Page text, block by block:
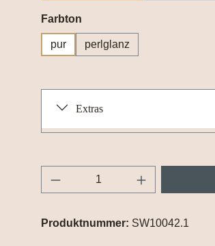
Farbton
pur perlglanz
Extras
Produkt Anzahl: Gib
Produktnummer: SW10042.1